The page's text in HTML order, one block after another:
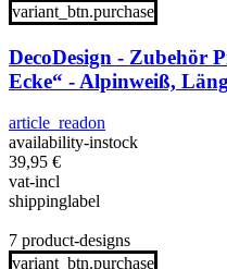
variant_btn.purchase
DecoDesign - Zubehör
Ecke“ - Alpinweiß,
article_readon
availability-instock
39,95 €
vat-incl
shippinglabel
7 product-designs
variant_btn.purchase